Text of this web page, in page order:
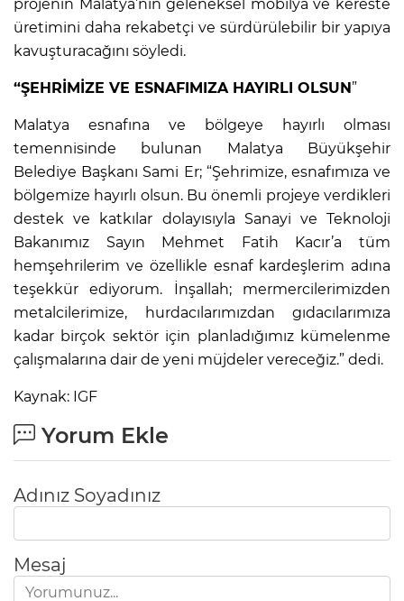
projenin Malatya’nın geleneksel mobilya ve kereste
üretimini daha rekabetçi ve sürdürülebilir bir yapıya
kavuşturacağını söyledi.
“ŞEHRİMİZE VE ESNAFIMIZA HAYIRLI OLSUN”
Malatya esnafına ve bölgeye hayırlı olması
temennisinde bulunan Malatya Büyükşehir
Belediye Başkanı Sami Er; “Şehrimize, esnafımıza ve
bölgemize hayırlı olsun. Bu önemli projeye verdikleri
destek ve katkılar dolayısıyla Sanayi ve Teknoloji
Bakanımız Sayın Mehmet Fatih Kacır’a tüm
hemşehrilerim ve özellikle esnaf kardeşlerim adına
teşekkür ediyorum. İnşallah; mermercilerimizden
metalcilerimize, hurdacılarımızdan gıdacılarımıza
kadar birçok sektör için planladığımız kümelenme
çalışmalarına dair de yeni müjdeler vereceğiz.” dedi.
Kaynak: IGF
Yorum Ekle
Adınız Soyadınız
Mesaj